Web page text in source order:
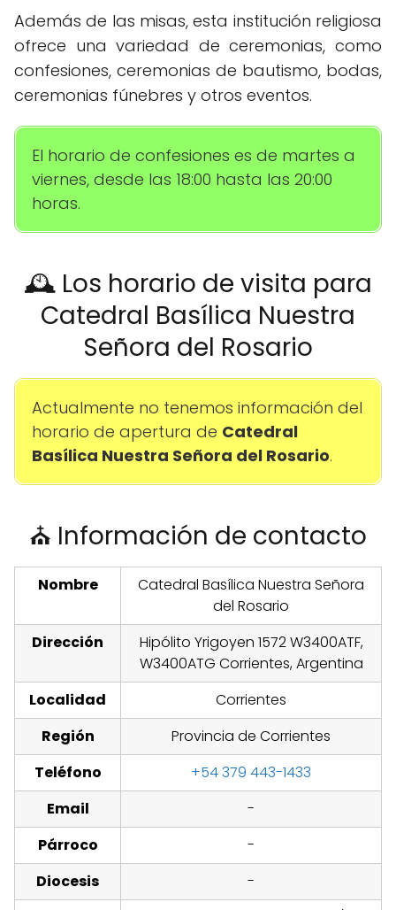
Además de las misas, esta institución religiosa
ofrece una variedad de ceremonias, como
confesiones, ceremonias de bautismo, bodas,
ceremonias fúnebres y otros eventos.
El horario de confesiones es de martes a
viernes, desde las 18:00 hasta las 20:00
horas.
🕰️ Los horario de visita para
Catedral Basílica Nuestra
Señora del Rosario
Actualmente no tenemos información del
horario de apertura de Catedral
Basílica Nuestra Señora del Rosario.
⛪ Información de contacto
Nombre
Catedral Basílica Nuestra Señora
del Rosario
Dirección
Hipólito Yrigoyen 1572 W3400ATF,
W3400ATG Corrientes, Argentina
Localidad
Corrientes
Región
Provincia de Corrientes
Teléfono
+54 379 443-1433
Email
-
Párroco
-
Diocesis
-